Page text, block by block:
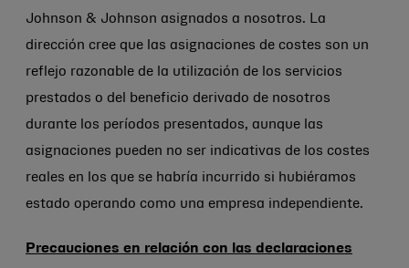
Johnson & Johnson asignados a nosotros. La
dirección cree que las asignaciones de costes son un
reflejo razonable de la utilización de los servicios
prestados o del beneficio derivado de nosotros
durante los períodos presentados, aunque las
asignaciones pueden no ser indicativas de los costes
reales en los que se habría incurrido si hubiéramos
estado operando como una empresa independiente.
Precauciones en relación con las declaraciones